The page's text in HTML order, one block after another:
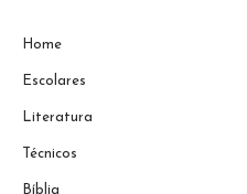
Home
Escolares
Literatura
Técnicos
Bíblia